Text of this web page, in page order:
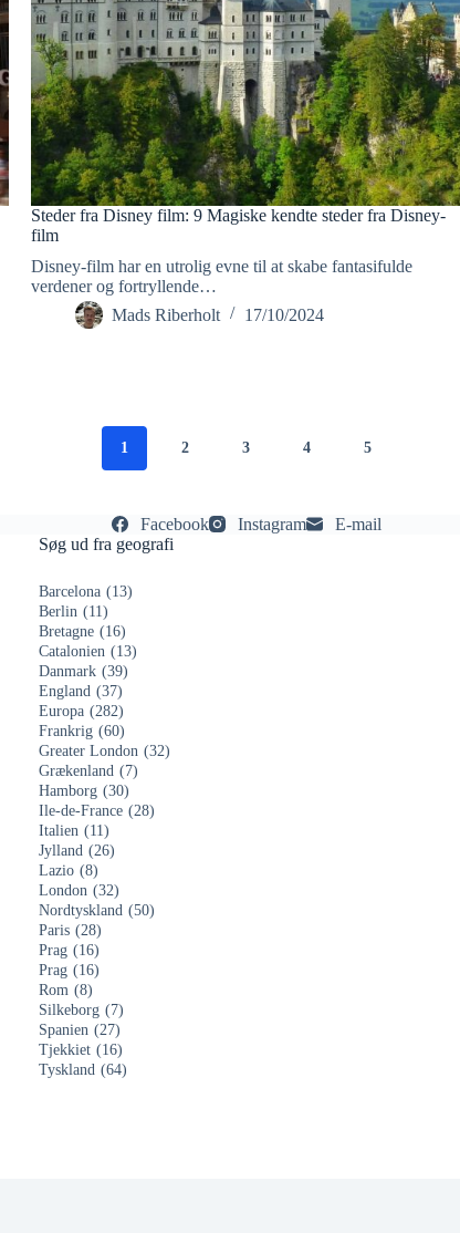
Steder fra Disney film: 9 Magiske kendte steder fra Disney-
film
Disney-film har en utrolig evne til at skabe fantasifulde
verdener og fortryllende…
Mads Riberholt
17/10/2024
1 2 3 4 5
Facebook Instagram
E-mail
Søg ud fra geografi
Barcelona (13)
Berlin (11)
Bretagne (16)
Catalonien (13)
Danmark (39)
England (37)
Europa (282)
Frankrig (60)
Greater London (32)
Grækenland (7)
Hamborg (30)
Ile-de-France (28)
Italien (11)
Jylland (26)
Lazio (8)
London (32)
Nordtyskland (50)
Paris (28)
Prag (16)
Prag (16)
Rom (8)
Silkeborg (7)
Spanien (27)
Tjekkiet (16)
Tyskland (64)